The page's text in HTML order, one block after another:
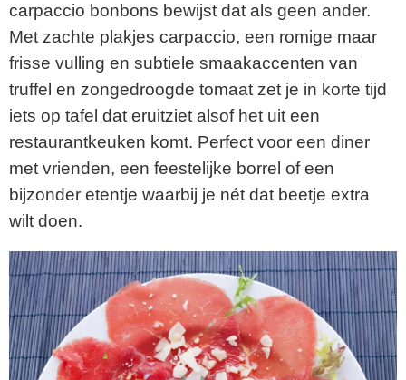
carpaccio bonbons bewijst dat als geen ander.
Met zachte plakjes carpaccio, een romige maar
frisse vulling en subtiele smaakaccenten van
truffel en zongedroogde tomaat zet je in korte tijd
iets op tafel dat eruitziet alsof het uit een
restaurantkeuken komt. Perfect voor een diner
met vrienden, een feestelijke borrel of een
bijzonder etentje waarbij je nét dat beetje extra
wilt doen.